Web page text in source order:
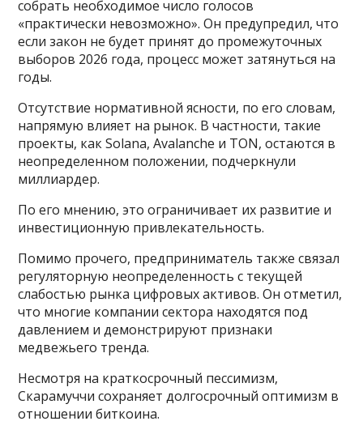
собрать необходимое число голосов
«практически невозможно». Он предупредил, что
если закон не будет принят до промежуточных
выборов 2026 года, процесс может затянуться на
годы.
Отсутствие нормативной ясности, по его словам,
напрямую влияет на рынок. В частности, такие
проекты, как Solana, Avalanche и TON, остаются в
неопределенном положении, подчеркнули
миллиардер.
По его мнению, это ограничивает их развитие и
инвестиционную привлекательность.
Помимо прочего, предприниматель также связал
регуляторную неопределенность с текущей
слабостью рынка цифровых активов. Он отметил,
что многие компании сектора находятся под
давлением и демонстрируют признаки
медвежьего тренда.
Несмотря на краткосрочный пессимизм,
Скарамуччи сохраняет долгосрочный оптимизм в
отношении биткоина.